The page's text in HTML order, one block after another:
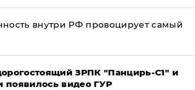
внутри РФ провоцирует самый
ЗРПК "Панцирь-С1" и
появилось видео ГУР